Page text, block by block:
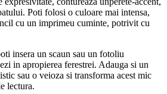
Poti folosi o culoare mai intensa,
cu un imprimeu cuminte, potrivit cu
insera un scaun sau un fotoliu
in apropierea ferestrei. Adauga si un
sau o veioza si transforma acest mic
lectura.